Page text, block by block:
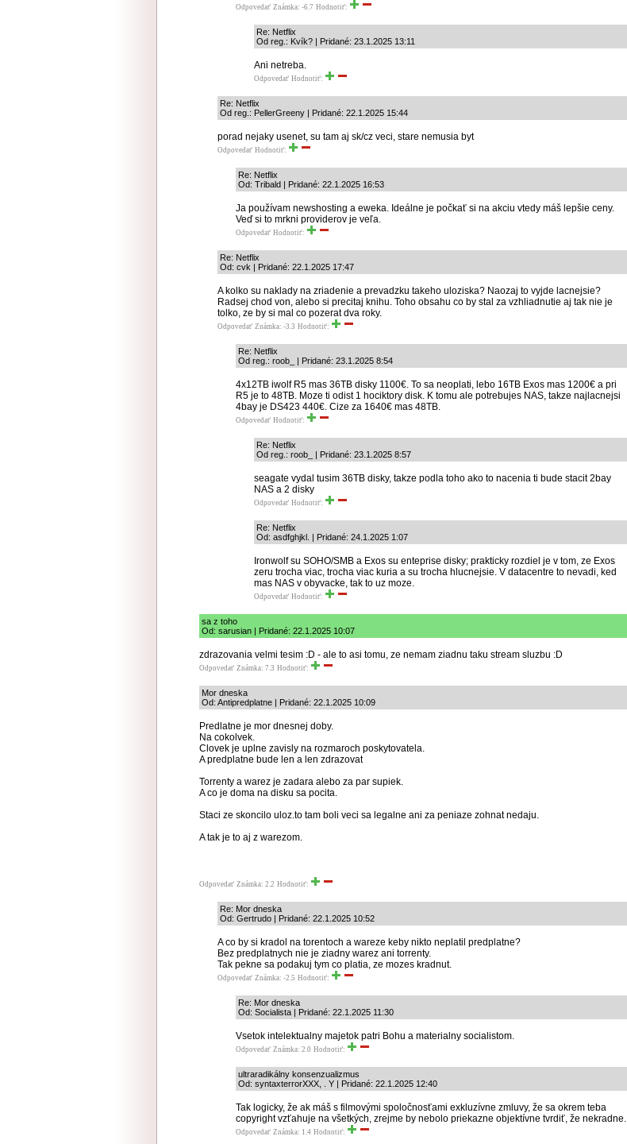
Odpovedať Známka: -6.7 Hodnotiť:
Re: Netflix
Od reg.: Kvík? | Pridané: 23.1.2025 13:11
Ani netreba.
Odpovedať Hodnotiť:
Re: Netflix
Od reg.: PellerGreeny | Pridané: 22.1.2025 15:44
porad nejaky usenet, su tam aj sk/cz veci, stare nemusia byt
Odpovedať Hodnotiť:
Re: Netflix
Od: Tribald | Pridané: 22.1.2025 16:53
Ja používam newshosting a eweka. Ideálne je počkať si na akciu vtedy máš lepšie ceny.
Veď si to mrkni providerov je veľa.
Odpovedať Hodnotiť:
Re: Netflix
Od: cvk | Pridané: 22.1.2025 17:47
A kolko su naklady na zriadenie a prevadzku takeho uloziska? Naozaj to vyjde lacnejsie?
Radsej chod von, alebo si precitaj knihu. Toho obsahu co by stal za vzhliadnutie aj tak nie je
tolko, ze by si mal co pozerat dva roky.
Odpovedať Známka: -3.3 Hodnotiť:
Re: Netflix
Od reg.: roob_ | Pridané: 23.1.2025 8:54
4x12TB iwolf R5 mas 36TB disky 1100€. To sa neoplati, lebo 16TB Exos mas 1200€ a pri
R5 je to 48TB. Moze ti odist 1 hociktory disk. K tomu ale potrebujes NAS, takze najlacnejsi
4bay je DS423 440€. Cize za 1640€ mas 48TB.
Odpovedať Hodnotiť:
Re: Netflix
Od reg.: roob_ | Pridané: 23.1.2025 8:57
seagate vydal tusim 36TB disky, takze podla toho ako to nacenia ti bude stacit 2bay
NAS a 2 disky
Odpovedať Hodnotiť:
Re: Netflix
Od: asdfghjkl. | Pridané: 24.1.2025 1:07
Ironwolf su SOHO/SMB a Exos su enteprise disky; prakticky rozdiel je v tom, ze Exos
zeru trocha viac, trocha viac kuria a su trocha hlucnejsie. V datacentre to nevadi, ked
mas NAS v obyvacke, tak to uz moze.
Odpovedať Hodnotiť:
sa z toho
Od: sarusian | Pridané: 22.1.2025 10:07
zdrazovania velmi tesim :D - ale to asi tomu, ze nemam ziadnu taku stream sluzbu :D
Odpovedať Známka: 7.3 Hodnotiť:
Mor dneska
Od: Antipredplatne | Pridané: 22.1.2025 10:09
Predlatne je mor dnesnej doby.
Na cokolvek.
Clovek je uplne zavisly na rozmaroch poskytovatela.
A predplatne bude len a len zdrazovat
Torrenty a warez je zadara alebo za par supiek.
A co je doma na disku sa pocita.
Staci ze skoncilo uloz.to tam boli veci sa legalne ani za peniaze zohnat nedaju.
A tak je to aj z warezom.
Odpovedať Známka: 2.2 Hodnotiť:
Re: Mor dneska
Od: Gertrudo | Pridané: 22.1.2025 10:52
A co by si kradol na torentoch a wareze keby nikto neplatil predplatne?
Bez predplatnych nie je ziadny warez ani torrenty.
Tak pekne sa podakuj tym co platia, ze mozes kradnut.
Odpovedať Známka: -2.5 Hodnotiť:
Re: Mor dneska
Od: Socialista | Pridané: 22.1.2025 11:30
Vsetok intelektualny majetok patri Bohu a materialny socialistom.
Odpovedať Známka: 2.0 Hodnotiť:
ultraradikálny konsenzualizmus
Od: syntaxterrorXXX, . Y | Pridané: 22.1.2025 12:40
Tak logicky, že ak máš s filmovými spoločnosťami exkluzívne zmluvy, že sa okrem teba
copyright vzťahuje na všetkých, zrejme by nebolo priekazne objektívne tvrdiť, že nekradne.
Odpovedať Známka: 1.4 Hodnotiť: